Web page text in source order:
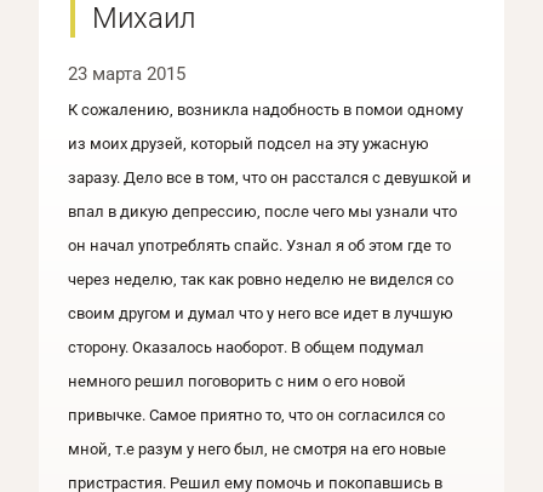
Михаил
23 марта 2015
К сожалению, возникла надобность в помои одному
из моих друзей, который подсел на эту ужасную
заразу. Дело все в том, что он расстался с девушкой и
впал в дикую депрессию, после чего мы узнали что
он начал употреблять спайс. Узнал я об этом где то
через неделю, так как ровно неделю не виделся со
своим другом и думал что у него все идет в лучшую
сторону. Оказалось наоборот. В общем подумал
немного решил поговорить с ним о его новой
привычке. Самое приятно то, что он согласился со
мной, т.е разум у него был, не смотря на его новые
пристрастия. Решил ему помочь и покопавшись в